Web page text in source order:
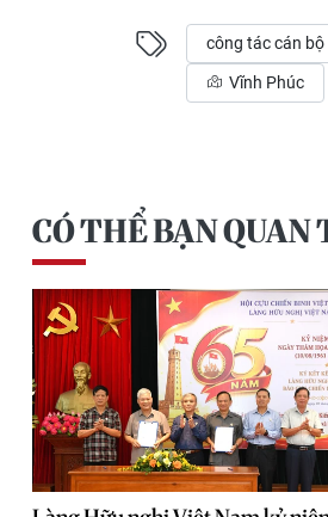
công tác cán bộ
Vĩnh Phúc
CÓ THỂ BẠN QUAN